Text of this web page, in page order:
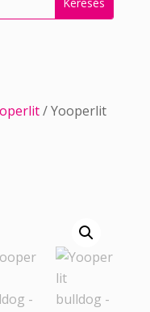
/ Yooperlit